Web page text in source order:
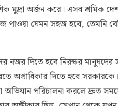
মুদ্রা অর্জন করে। এসব শ্রমিক
পাওয়া যেমন সহজ হবে, তেমনি
দিতে হবে নিরক্ষর মানুষদের
অগ্রাধিকার দিতে হবে
অভিযান পরিচালনা করলে দ্রুত